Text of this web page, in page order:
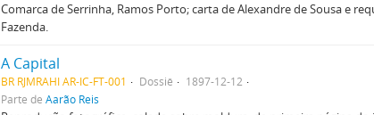
Comarca de Serrinha, Ramos Porto; carta de Alexandre de Sousa e
Fazenda.
A Capital
BR RJMRAHI AR-IC-FT-001 Dossiê
1897-12-12
Parte de Aarão Reis